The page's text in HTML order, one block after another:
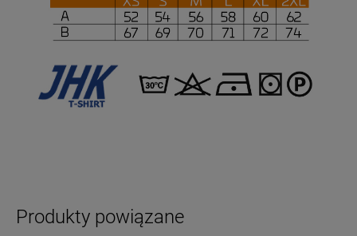
Produkty powiązane